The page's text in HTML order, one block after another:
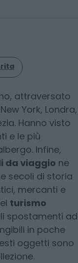
attraversato
York, Londra,
Hanno visto
e le più
Infine,
da viaggio ne
secoli di storia
mercanti e
turismo
spostamenti ad
in poche
oggetti sono